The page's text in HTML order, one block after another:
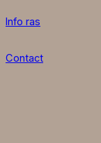
Info ras
Contact